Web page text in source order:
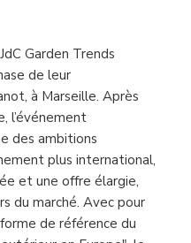
Garden Trends
de leur
à Marseille. Après
l’événement
des ambitions
plus international,
et une offre élargie,
du marché. Avec pour
de référence du